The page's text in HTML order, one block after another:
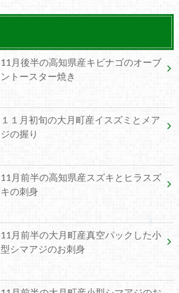
11月後半の高知県産キビナゴのオーブ
ントースター焼き
１１月初旬の大月町産イスズミとメア
ジの握り
11月前半の高知県産スズキとヒラスズ
キの刺身
11月前半の大月町産真空パックした小
型シマアジのお刺身